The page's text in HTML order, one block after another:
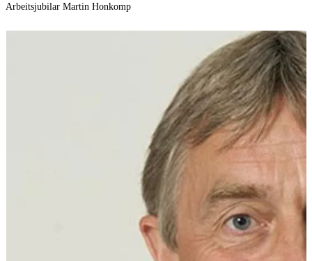
Arbeitsjubilar Martin Honkomp